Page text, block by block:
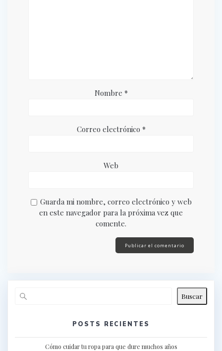
Nombre *
Correo electrónico *
Web
Guarda mi nombre, correo electrónico y web
en este navegador para la próxima vez que
comente.
Buscar
POSTS RECIENTES
Cómo cuidar tu ropa para que dure muchos años